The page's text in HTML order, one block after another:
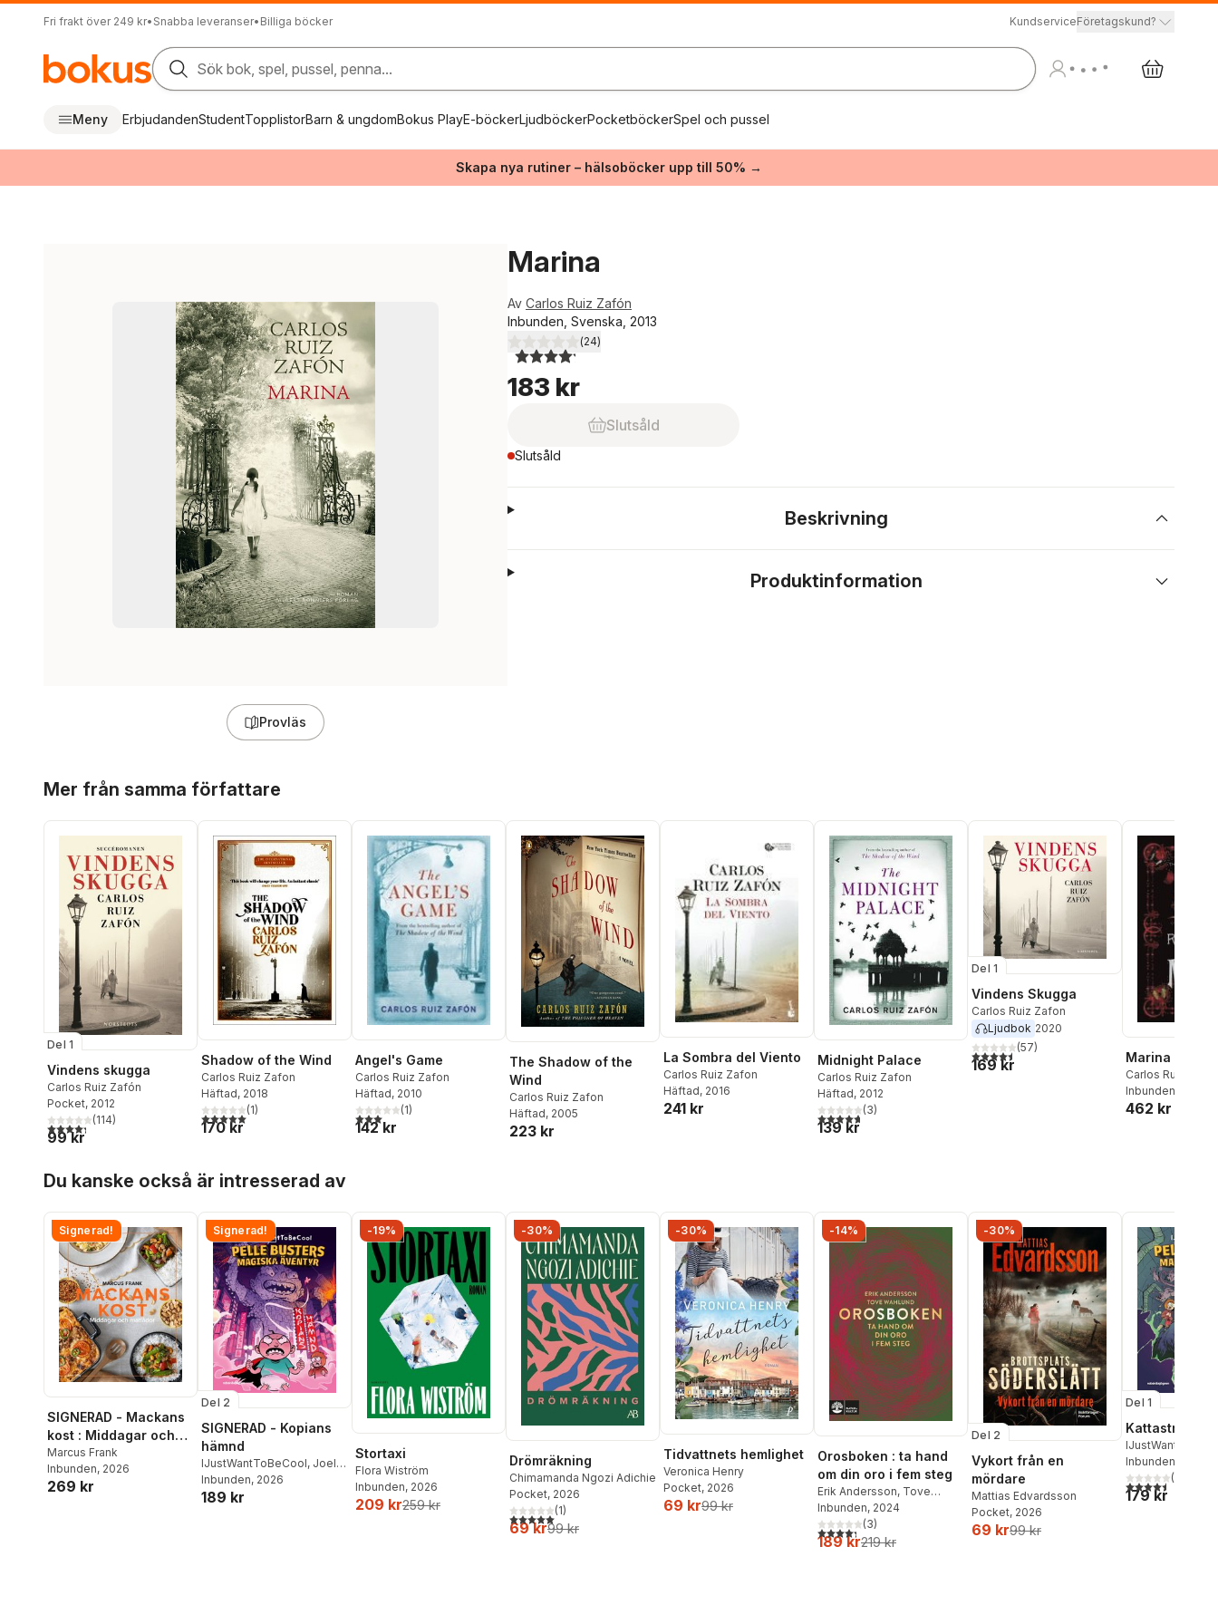
Fri frakt över 249 kr• Snabba leveranser• Billiga böcker KundserviceFöretagskund?
Sök bok, spel, pussel, penna...
Meny ErbjudandenStudentTopplistorBarn & ungdomBokus PlayE-böckerLjudböckerPocketböckerSpel och pussel
Skapa nya rutiner – hälsoböcker upp till 50% →
Provläs
Marina
Av Carlos Ruiz Zafón
Inbunden, Svenska, 2013
4,2utav 5 stjärnor. Totalt antal röster:
(24)
183 kr
Slutsåld
Slutsåld
Beskrivning
Produktinformation
Mer från samma författare
Del 1
Vindens skugga
Carlos Ruiz Zafón
Pocket, 2012
4,3utav 5 stjärnor. Totalt antal röster:
(114)
99 kr
Shadow of the Wind
Carlos Ruiz Zafon
Häftad, 2018
5,0utav 5 stjärnor. Totalt antal röster:
(1)
170 kr
Angel's Game
Carlos Ruiz Zafon
Häftad, 2010
3,0utav 5 stjärnor. Totalt antal röster:
(1)
142 kr
The Shadow of the
Wind
Carlos Ruiz Zafon
Häftad, 2005
223 kr
La Sombra del Viento
Carlos Ruiz Zafon
Häftad, 2016
241 kr
Midnight Palace
Carlos Ruiz Zafon
Häftad, 2012
4,7utav 5 stjärnor. Totalt antal röster:
(3)
139 kr
Del 1
Vindens Skugga
Carlos Ruiz Zafon
Ljudbok 2020
4,5utav 5 stjärnor. Totalt antal röster:
(57)
169 kr Marina
Carlos Ruiz
Inbunden
462 kr
Du kanske också är intresserad av
Signerad!
SIGNERAD - Mackans
kost : Middagar och
matlådor
Marcus Frank
Inbunden, 2026
269 kr
Signerad!
Del 2
SIGNERAD - Kopians
hämnd
IJustWantToBeCool, Joel
Adolphson,Emil Ejdemo
Beer ,Victor Beer
Inbunden, 2026
189 kr
-19%
Stortaxi
Flora Wiström
Inbunden, 2026
209 kr259 kr
-30%
Drömräkning
Chimamanda Ngozi Adichie
Pocket, 2026
5,0utav 5 stjärnor. Totalt antal röster:
(1)
69 kr99 kr
-30%
Tidvattnets hemlighet
Veronica Henry
Pocket, 2026
69 kr99 kr
-14%
Orosboken : ta hand
om din oro i fem steg
Erik Andersson, Tove
Wahlund
Inbunden, 2024
4,3utav 5 stjärnor. Totalt antal röster:
(3)
189 kr219 kr
-30%
Del 2
Vykort från en
mördare
Mattias Edvardsson
Pocket, 2026
69 kr99 kr
Del 1
Kattastrofen
Adolphson
Beer,Victor Beer
Inbunden
4,5utav 5(
179 kr